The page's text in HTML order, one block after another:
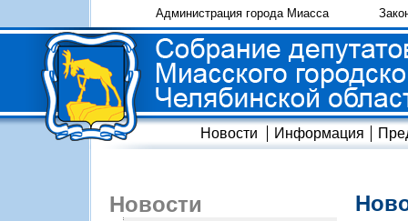
Администрация города Миасса
Новости Информация
Новости